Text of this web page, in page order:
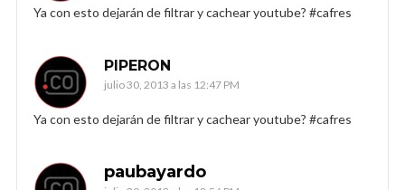
Ya con esto dejarán de filtrar y cachear youtube? #cafres
PIPERON
julio 30, 2013 a las 12:47 PM
Ya con esto dejarán de filtrar y cachear youtube? #cafres
paubayardo